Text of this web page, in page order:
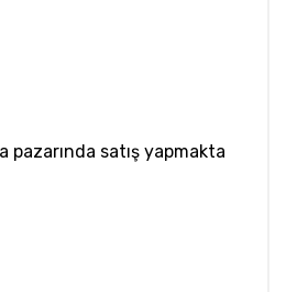
pazarında satış yapmakta